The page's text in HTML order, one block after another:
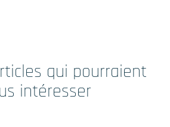
qui pourraient
intéresser